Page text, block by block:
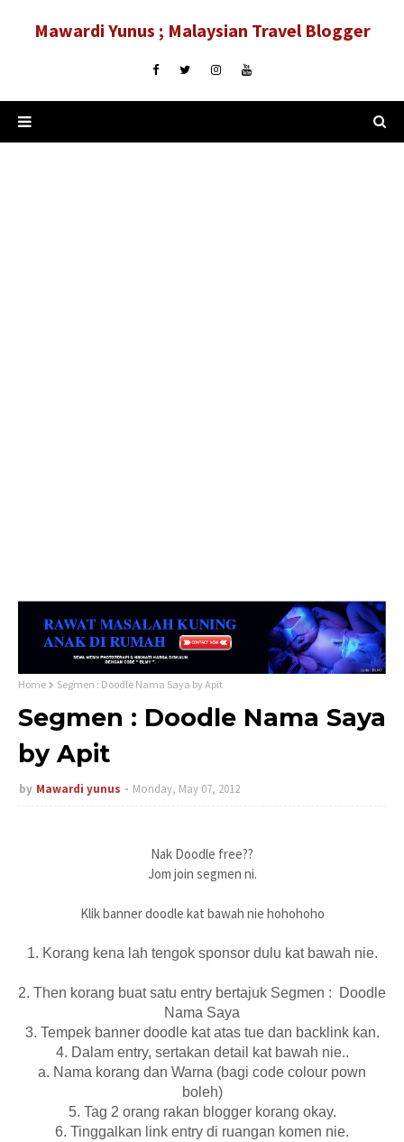
Mawardi Yunus ; Malaysian Travel Blogger
Home Segmen : Doodle Nama Saya by Apit
Segmen : Doodle Nama Saya
by Apit
by Mawardi yunus Monday, May 07, 2012
Nak Doodle free??
Jom join segmen ni.
Klik banner doodle kat bawah nie hohohoho
1. Korang kena lah tengok sponsor dulu kat bawah nie.
2. Then korang buat satu entry bertajuk Segmen : Doodle
Nama Saya
3. Tempek banner doodle kat atas tue dan backlink kan.
4. Dalam entry, sertakan detail kat bawah nie..
a. Nama korang dan Warna (bagi code colour pown
boleh)
5. Tag 2 orang rakan blogger korang okay.
6. Tinggalkan link entry di ruangan komen nie.